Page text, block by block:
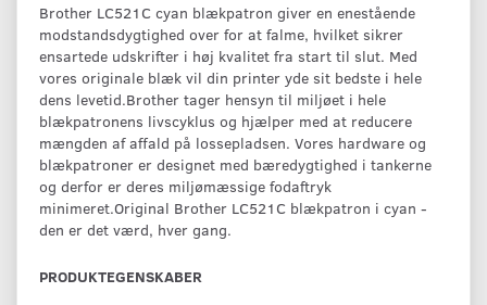
Brother LC521C cyan blækpatron giver en enestående
modstandsdygtighed over for at falme, hvilket sikrer
ensartede udskrifter i høj kvalitet fra start til slut. Med
vores originale blæk vil din printer yde sit bedste i hele
dens levetid.Brother tager hensyn til miljøet i hele
blækpatronens livscyklus og hjælper med at reducere
mængden af affald på lossepladsen. Vores hardware og
blækpatroner er designet med bæredygtighed i tankerne
og derfor er deres miljømæssige fodaftryk
minimeret.Original Brother LC521C blækpatron i cyan -
den er det værd, hver gang.
PRODUKTEGENSKABER